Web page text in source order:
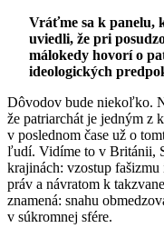
Vráťme sa k panelu,
uviedli, že pri
málokedy hovorí o
ideologických
Dôvodov bude niekoľko.
že patriarchát je jedným z
v poslednom čase už o
ľudí. Vidíme to v Británii,
krajinách: vzostup
práv a návratom k
znamená: snahu
v súkromnej sfére.